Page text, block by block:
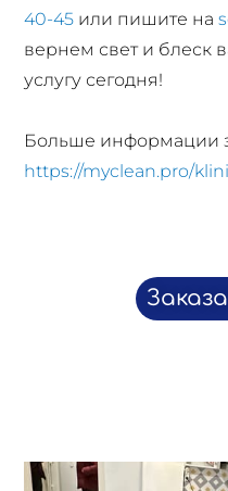
40-45 или пишите на
вернем свет и блеск
услугу сегодня!
Больше информации
https://myclean.pro/